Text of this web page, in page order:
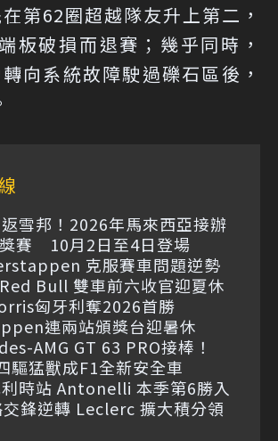
第62圈超越隊友升上第二，
板破損而退賽；幾乎同時，
向系統故障駛過礫石區後，
雪邦！2026年馬來西亞接辦
賽 10月2日至4日登場
克服賽車問題逆勢
Bull 雙車前六收官迎夏休
匈牙利奪2026首勝
連兩站頒獎台迎暑休
AMG GT 63 PRO接棒！
驅猛獸成F1全新安全車
時站 Antonelli 本季第6勝入
鋒逆轉 Leclerc 擴大積分領